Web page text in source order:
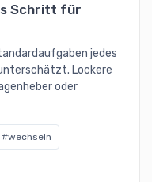
Schritt für
jedes
Lockere
oder
#wechseln